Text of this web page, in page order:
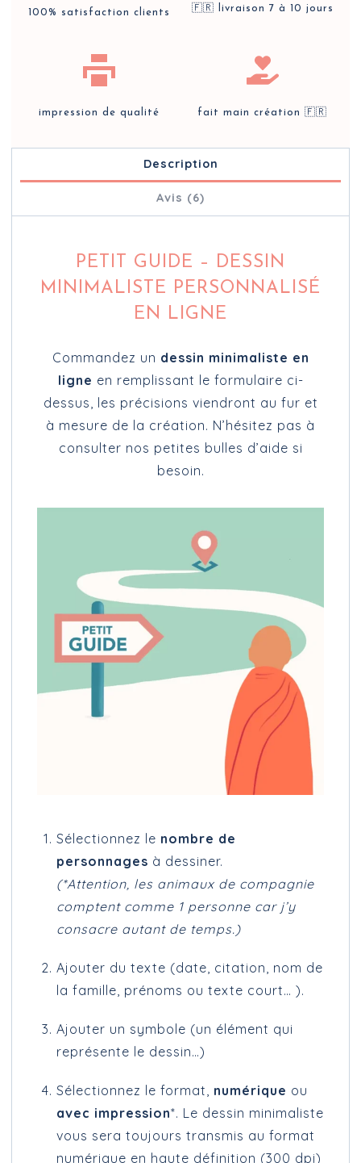
100% satisfaction clients 🇫🇷 livraison 7 à 10 jours
impression de qualité fait main création 🇫🇷
Description
Avis (6)
PETIT GUIDE – DESSIN
MINIMALISTE PERSONNALISÉ
EN LIGNE
Commandez un dessin minimaliste en
ligne en remplissant le formulaire ci-
dessus, les précisions viendront au fur et
à mesure de la création. N’hésitez pas à
consulter nos petites bulles d’aide si
besoin.
Sélectionnez le nombre de
personnages à dessiner.
(*Attention, les animaux de compagnie
comptent comme 1 personne car j’y
consacre autant de temps.)
Ajouter du texte (date, citation, nom de
la famille, prénoms ou texte court… ).
Ajouter un symbole (un élément qui
représente le dessin…)
Sélectionnez le format, numérique ou
avec impression*. Le dessin minimaliste
vous sera toujours transmis au format
numérique en haute définition (300 dpi)